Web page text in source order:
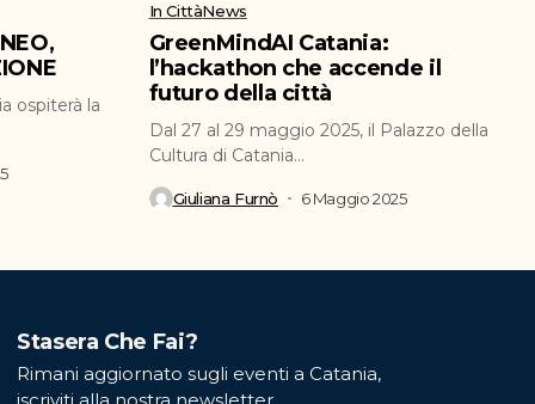
ospiterà la
In CittàNews
GreenMindAI Catania:
l’hackathon che accende il
futuro della città
Dal 27 al 29 maggio 2025, il Palazzo della
Cultura di Catania...
Giuliana Furnò 6 Maggio 2025
Stasera Che Fai?
Rimani aggiornato sugli eventi a Catania,